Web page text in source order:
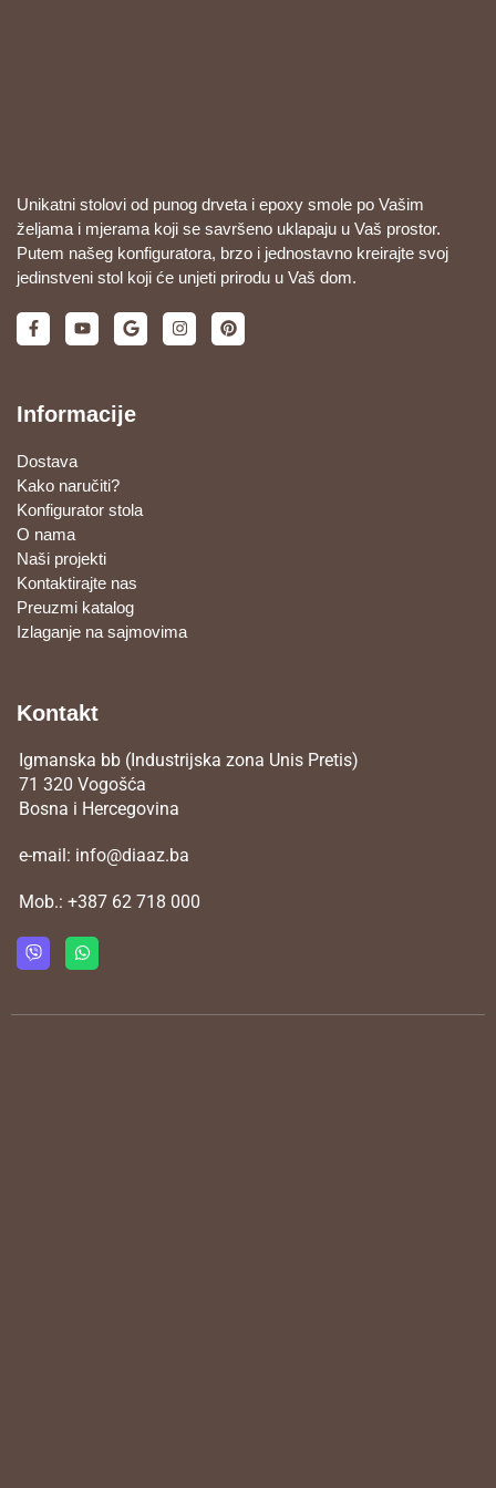
Unikatni stolovi od punog drveta i epoxy smole po Vašim
željama i mjerama koji se savršeno uklapaju u Vaš prostor.
Putem našeg konfiguratora, brzo i jednostavno kreirajte svoj
jedinstveni stol koji će unjeti prirodu u Vaš dom.
Informacije
Dostava
Kako naručiti?
Konfigurator stola
O nama
Naši projekti
Kontaktirajte nas
Preuzmi katalog
Izlaganje na sajmovima
Kontakt
Igmanska bb (Industrijska zona Unis Pretis)
71 320 Vogošća
Bosna i Hercegovina
e-mail: info@diaaz.ba
Mob.: +387 62 718 000